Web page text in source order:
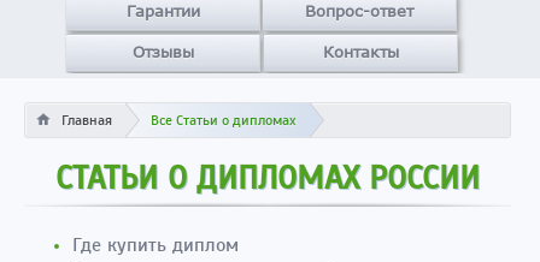
Гарантии Вопрос-ответ
Отзывы Контакты
Главная Все Статьи о дипломах
СТАТЬИ О ДИПЛОМАХ РОССИИ
Где купить диплом